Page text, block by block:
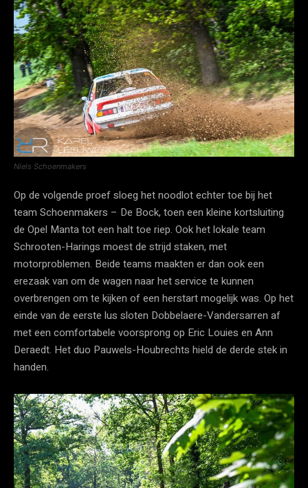
Niels Schoenmakers
Op de volgende proef sloeg het noodlot echter toe bij het
team Schoenmakers – De Bock, toen een kleine kortsluiting
de Opel Manta tot een halt toe riep. Ook het lokale team
Schrooten-Harings moest de strijd staken, met
motorproblemen. Beide teams maakten er dan ook een
erezaak van om de wagen naar het service te kunnen
overbrengen om te kijken of een herstart mogelijk was. Op het
einde van de eerste lus sloten Dobbelaere-Vandersarren af
met een comfortabele voorsprong op Eric Louies en Ann
Deraedt. Het duo Pauwels-Houbrechts hield de derde stek in
handen.